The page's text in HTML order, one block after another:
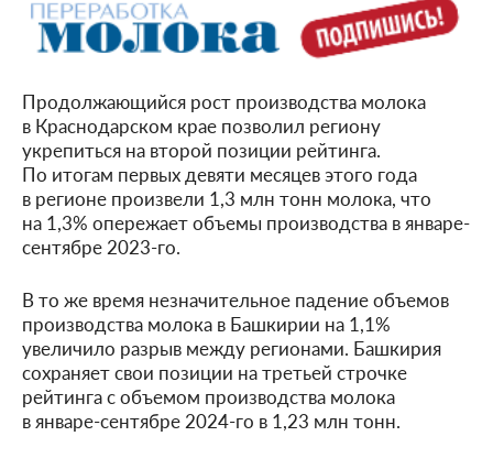
Продолжающийся рост производства молока
в Краснодарском крае позволил региону
укрепиться на второй позиции рейтинга.
По итогам первых девяти месяцев этого года
в регионе произвели 1,3 млн тонн молока, что
на 1,3% опережает объемы производства в январе-
сентябре 2023-го.
В то же время незначительное падение объемов
производства молока в Башкирии на 1,1%
увеличило разрыв между регионами. Башкирия
сохраняет свои позиции на третьей строчке
рейтинга с объемом производства молока
в январе-сентябре 2024-го в 1,23 млн тонн.